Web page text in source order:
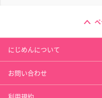
ペ
にじめんについて
お問い合わせ